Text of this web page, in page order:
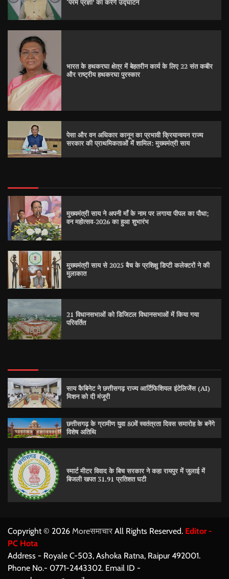
‘परम प्रज्ञा’ का करेंगे उद्घाटन
भारत के हथकरघा क्षेत्र में बेहतरीन कार्य के लिए 22 संत कबीर
और राष्ट्रीय हथकरघा पुरस्कार
पेसा और वन अधिकार कानून का प्रभावी क्रियान्वयन राज्य
सरकार की प्राथमिकताओं में शामिल: मुख्यमंत्री साय
मुख्यमंत्री साय ने अपनी माँ के नाम पर लगाया पीपल का पौधा;
वन महोत्सव-2026 का हुआ शुभारंभ
मुख्यमंत्री साय से 2025 बैच के प्रशिक्षु डिप्टी कलेक्टरों ने की
मुलाकात
21 विधानसभाओं को डिजिटल विधानसभाओं में किया गया
परिवर्तित
साय कैबिनेट ने छत्तीसगढ़ राज्य आर्टिफिशियल इंटेलिजेंस (AI)
मिशन को दी मंजूरी
छत्तीसगढ़ के ग्रामीण युवा 80वें स्वतंत्रता दिवस समारोह के बनेंगे
विशेष अतिथि
स्मार्ट मीटर विवाद के बिच सरकार ने कहा रायपुर में जुलाई में
बिजली खपत 31.91 प्रतिशत घटी
Copyright © 2026 Moreसमाचार All Rights Reserved. Editor -
PC Hota
Address - Royale C-503, Ashoka Ratna, Raipur 492001.
Phone No.- 0771-2443302. Email ID -